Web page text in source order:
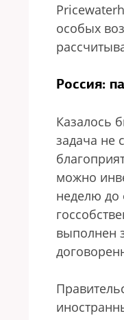
особых
Россия:
Казалось
задача не
можно
неделю до
выполнен